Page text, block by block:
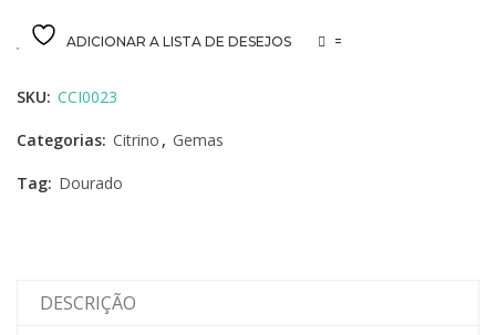
ADICIONAR A LISTA DE DESEJOS =
SKU: CCI0023
Categorias: Citrino , Gemas
Tag: Dourado
DESCRIÇÃO